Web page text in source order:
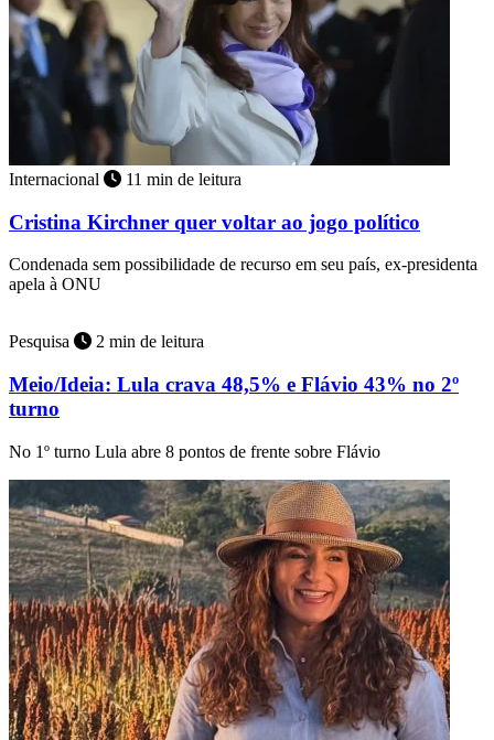
Internacional 11 min de leitura
Cristina Kirchner quer voltar ao jogo político
Condenada sem possibilidade de recurso em seu país, ex-presidenta
apela à ONU
Pesquisa 2 min de leitura
Meio/Ideia: Lula crava 48,5% e Flávio 43% no 2º
turno
No 1º turno Lula abre 8 pontos de frente sobre Flávio